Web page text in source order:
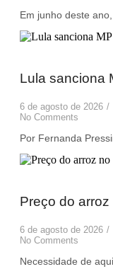
Em junho deste
Lula sanciona
6 de agosto de 2026 /
No Comments
Por Fernanda
Preço do
6 de agosto de 2026 /
No Comments
Necessidade de